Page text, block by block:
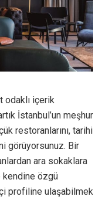
odaklı içerik
İstanbul’un meşhur
restoranlarını, tarihi
görüyorsunuz. Bir
ara sokaklara
kendine özgü
profiline ulaşabilmek